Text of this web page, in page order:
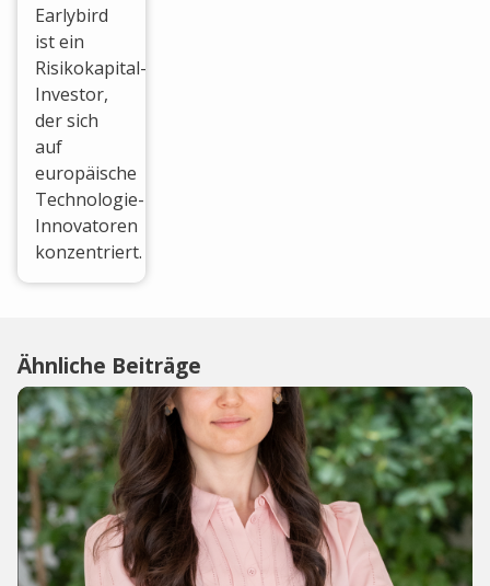
Earlybird
ist ein
Risikokapital-
Investor,
der sich
auf
europäische
Technologie-
Innovatoren
konzentriert.
Ähnliche Beiträge